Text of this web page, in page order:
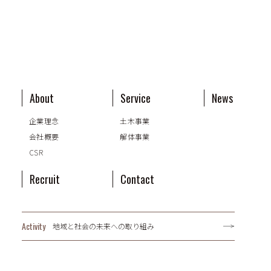
About
企業理念
会社概要
CSR
Service
土木事業
解体事業
News
Recruit Contact
Activity 地域と社会の未来への取り組み